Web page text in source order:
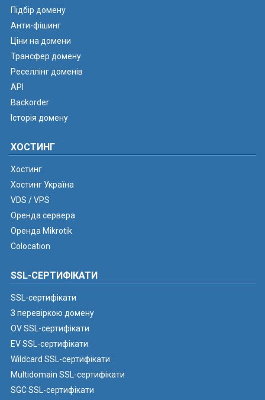
Підбір домену
Анти-фішинг
Ціни на домени
Трансфер домену
Реселлінг доменів
API
Backorder
Історія домену
ХОСТИНГ
Хостинг
Хостинг Україна
VDS / VPS
Оренда сервера
Оренда Mikrotik
Colocation
SSL-СЕРТИФІКАТИ
SSL-сертифікати
З перевіркою домену
OV SSL-сертифікати
EV SSL-сертифікати
Wildcard SSL-сертифікати
Multidomain SSL-сертифікати
SGC SSL-сертифікати